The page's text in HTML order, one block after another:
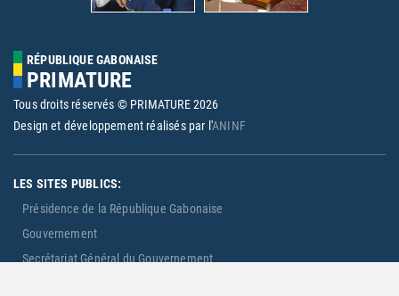
RÉPUBLIQUE GABONAISE
PRIMATURE
Tous droits réservés © PRIMATURE2026
Design et développement réalisés par l'ANINF
LES SITES PUBLICS:
Présidence de la République Gabonaise
Gouvernement
Secrétariat Général du Gouvernement